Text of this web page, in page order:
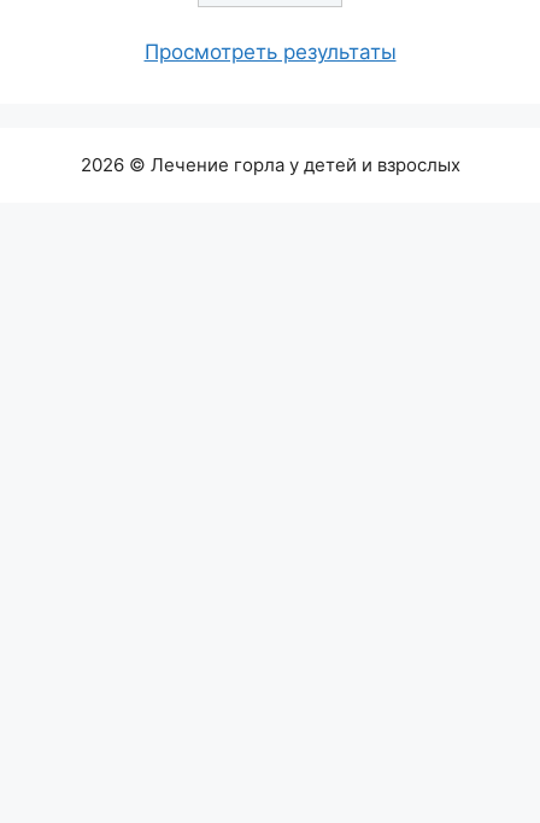
Просмотреть результаты
2026 © Лечение горла у детей и взрослых